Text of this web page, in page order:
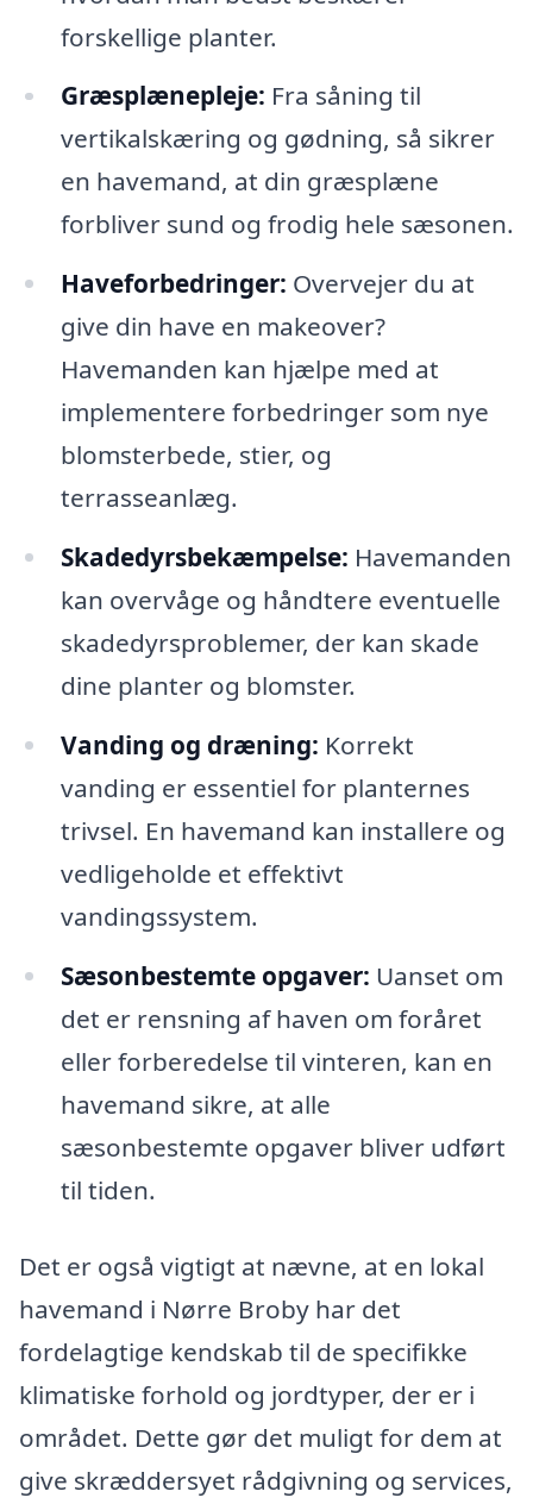
forskellige planter.
Græsplænepleje: Fra såning til
vertikalskæring og gødning, så sikrer
en havemand, at din græsplæne
forbliver sund og frodig hele sæsonen.
Haveforbedringer: Overvejer du at
give din have en makeover?
Havemanden kan hjælpe med at
implementere forbedringer som nye
blomsterbede, stier, og
terrasseanlæg.
Skadedyrsbekæmpelse: Havemanden
kan overvåge og håndtere eventuelle
skadedyrsproblemer, der kan skade
dine planter og blomster.
Vanding og dræning: Korrekt
vanding er essentiel for planternes
trivsel. En havemand kan installere og
vedligeholde et effektivt
vandingssystem.
Sæsonbestemte opgaver: Uanset om
det er rensning af haven om foråret
eller forberedelse til vinteren, kan en
havemand sikre, at alle
sæsonbestemte opgaver bliver udført
til tiden.
Det er også vigtigt at nævne, at en lokal
havemand i Nørre Broby har det
fordelagtige kendskab til de specifikke
klimatiske forhold og jordtyper, der er i
området. Dette gør det muligt for dem at
give skræddersyet rådgivning og services,